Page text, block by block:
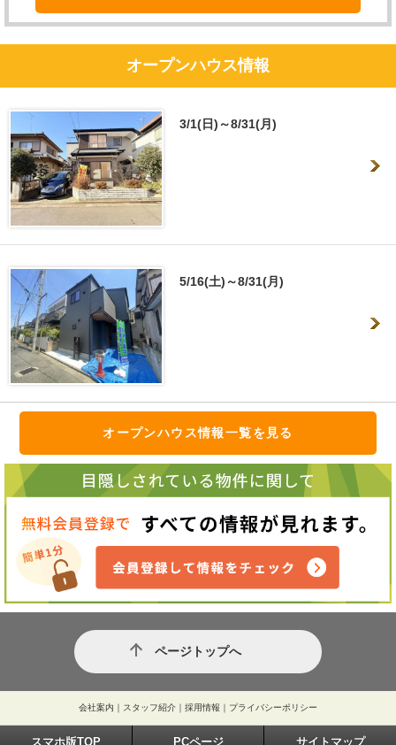
オープンハウス情報
3/1(日)～8/31(月)
5/16(土)～8/31(月)
オープンハウス情報一覧を見る
ページトップへ
会社案内 ｜ スタッフ紹介 ｜ 採用情報 ｜ プライバシーポリシー
スマホ版TOP PCページ サイトマップ